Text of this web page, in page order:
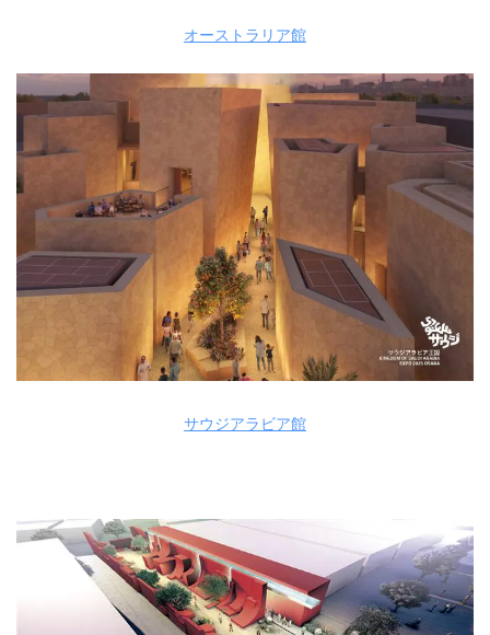
オーストラリア館
サウジアラビア館